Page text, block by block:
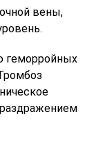
вены,
геморройных